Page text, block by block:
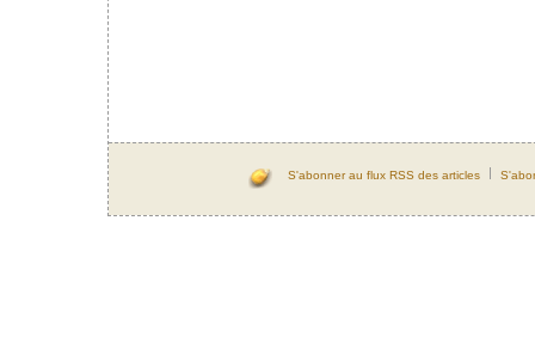
S'abonner au flux RSS des articles